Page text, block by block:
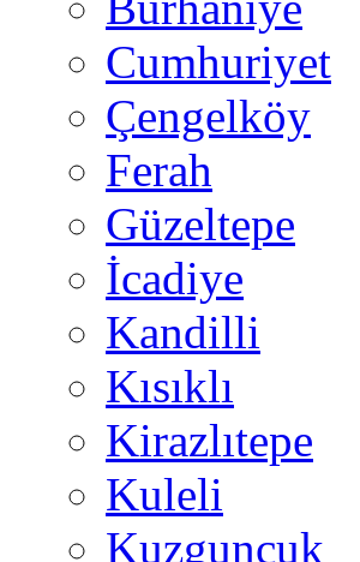
Cumhuriyet
Çengelköy
Ferah
Güzeltepe
İcadiye
Kandilli
Kısıklı
Kirazlıtepe
Kuleli
Kuzguncuk